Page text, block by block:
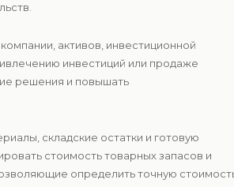
активов, инвестиционной
инвестиций или продаже
решения и повышать
складские остатки и готовую
стоимость товарных запасов и
определить точную